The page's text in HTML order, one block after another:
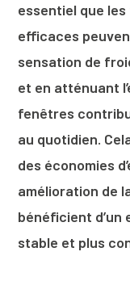
essentiel que
efficaces
sensation de
et en atténuant
fenêtres
au quotidien.
des économies
amélioration de
bénéficient d’un
stable et plus